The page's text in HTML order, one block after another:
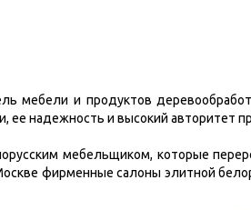
мебели и продуктов
ее надежность и высокий авторитет
мебельщиком, которые
фирменные салоны элитной